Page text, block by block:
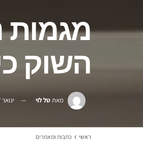
מגמות
השוק
מאתטל לוי ינואר 7, 2025
ראשי כתבות ומאמרים